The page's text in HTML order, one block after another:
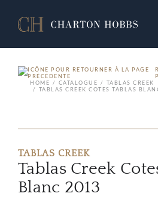
HOME
CATALOGUE
TABLAS CREEK
TABLAS CREEK COTES TABLAS
TABLAS CREEK
Tablas Creek
Blanc 2013